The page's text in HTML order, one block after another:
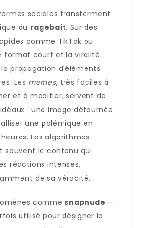
sociales transforment
du ragebait. Sur des
comme TikTok ou
format court et la viralité
propagation d'éléments
Les memes, très faciles à
et à modifier, servent de
: une image détournée
une polémique en
Les algorithmes
souvent le contenu qui
réactions intenses,
de sa véracité.
commesnapnude —
utilisé pour désigner la